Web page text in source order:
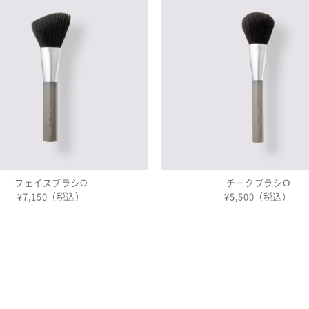
フェイスブラシO
¥7,150（税込）
チークブラシO
¥5,500（税込）